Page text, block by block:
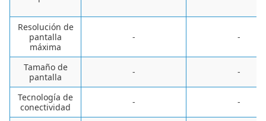
Resolución de
pantalla
máxima
- -
Tamaño de
pantalla
- -
Tecnología de
conectividad
- -